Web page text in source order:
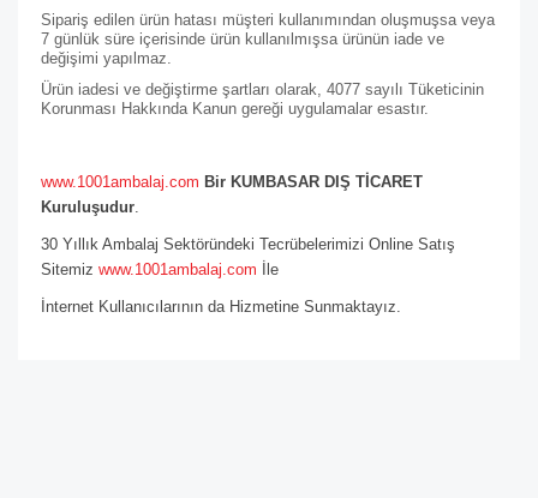
Sipariş edilen ürün hatası müşteri kullanımından oluşmuşsa veya
7 günlük süre içerisinde ürün kullanılmışsa ürünün iade ve
değişimi yapılmaz.
Ürün iadesi ve değiştirme şartları olarak, 4077 sayılı Tüketicinin
Korunması Hakkında Kanun gereği uygulamalar esastır.
www.1001ambalaj.com Bir KUMBASAR DIŞ TİCARET
Kuruluşudur.
30 Yıllık Ambalaj Sektöründeki Tecrübelerimizi Online Satış
Sitemiz www.1001ambalaj.com İle
İnternet Kullanıcılarının da Hizmetine Sunmaktayız.